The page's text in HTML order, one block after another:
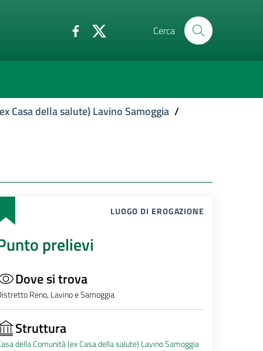
Cerca
Casa della salute) Lavino Samoggia /
LUOGO DI EROGAZIONE
prelievi
Dove si trova
Reno, Lavino e Samoggia
Struttura
della Comunità (ex Casa della salute) Lavino Samoggia